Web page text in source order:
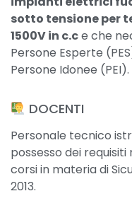
sotto tensione per
1500V in c.ce che
Persone Esperte
Persone Idonee (PEI).
​ DOCENTI
Personale tecnico
possesso dei requisiti
corsi in materia di
2013.